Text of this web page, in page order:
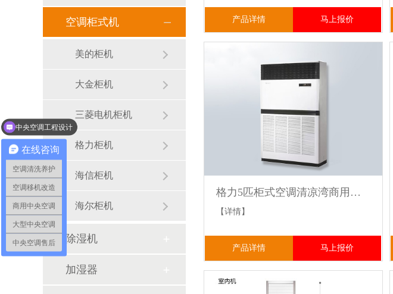
空调柜式机
美的柜机
大金柜机
三菱电机柜机
格力柜机
海信柜机
海尔柜机
除湿机
加湿器
产品详情 马上报价
格力5匹柜式空调清凉湾商用柜机380V工业电 独立除湿2级节能省电
【详情】
产品详情 马上报价
在线咨询
空调清洗养护
空调移机改造
商用中央空调
大型中央空调
中央空调售后
中央空调工程设计
通风系统和新风系统